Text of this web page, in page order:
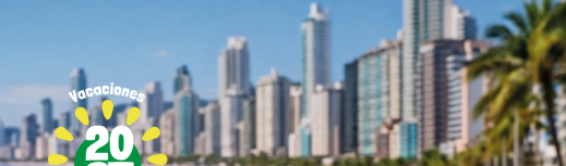
CÁLIDO Y
Rioja 1023 | Piso 1 Of. 1 | Rosario
Marittimadifusion
+549 341 578-1285
Whatsapp
Fijo 341 528-2686
ventas1@marittimaoperadores.com
2026 © Marittima Operadores |Sitio web de uso exclusivo para agencias